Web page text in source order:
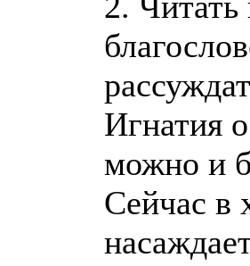
Игнатия
можно и
Сейчас в